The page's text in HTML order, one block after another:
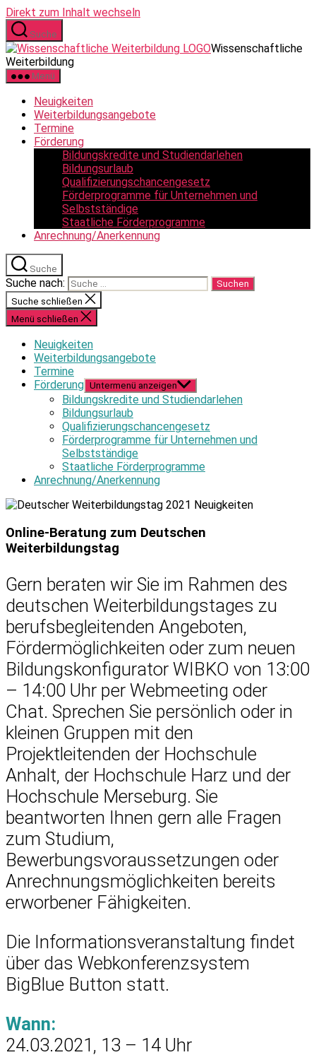
Direkt zum Inhalt wechseln
Suche
Wissenschaftliche
Weiterbildung
Menü
Neuigkeiten
Weiterbildungsangebote
Termine
Förderung
Bildungskredite und Studiendarlehen
Bildungsurlaub
Qualifizierungschancengesetz
Förderprogramme für Unternehmen und
Selbstständige
Staatliche Förderprogramme
Anrechnung/Anerkennung
Suche
Suche nach:
Suche schließen
Menü schließen
Neuigkeiten
Weiterbildungsangebote
Termine
Förderung Untermenü anzeigen
Bildungskredite und Studiendarlehen
Bildungsurlaub
Qualifizierungschancengesetz
Förderprogramme für Unternehmen und
Selbstständige
Staatliche Förderprogramme
Anrechnung/Anerkennung
Online-Beratung zum Deutschen
Weiterbildungstag
Gern beraten wir Sie im Rahmen des
deutschen Weiterbildungstages zu
berufsbegleitenden Angeboten,
Fördermöglichkeiten oder zum neuen
Bildungskonfigurator WIBKO von 13:00
– 14:00 Uhr per Webmeeting oder
Chat. Sprechen Sie persönlich oder in
kleinen Gruppen mit den
Projektleitenden der Hochschule
Anhalt, der Hochschule Harz und der
Hochschule Merseburg. Sie
beantworten Ihnen gern alle Fragen
zum Studium,
Bewerbungsvoraussetzungen oder
Anrechnungsmöglichkeiten bereits
erworbener Fähigkeiten.
Die Informationsveranstaltung findet
über das Webkonferenzsystem
BigBlue Button statt.
Wann:
24.03.2021, 13 – 14 Uhr